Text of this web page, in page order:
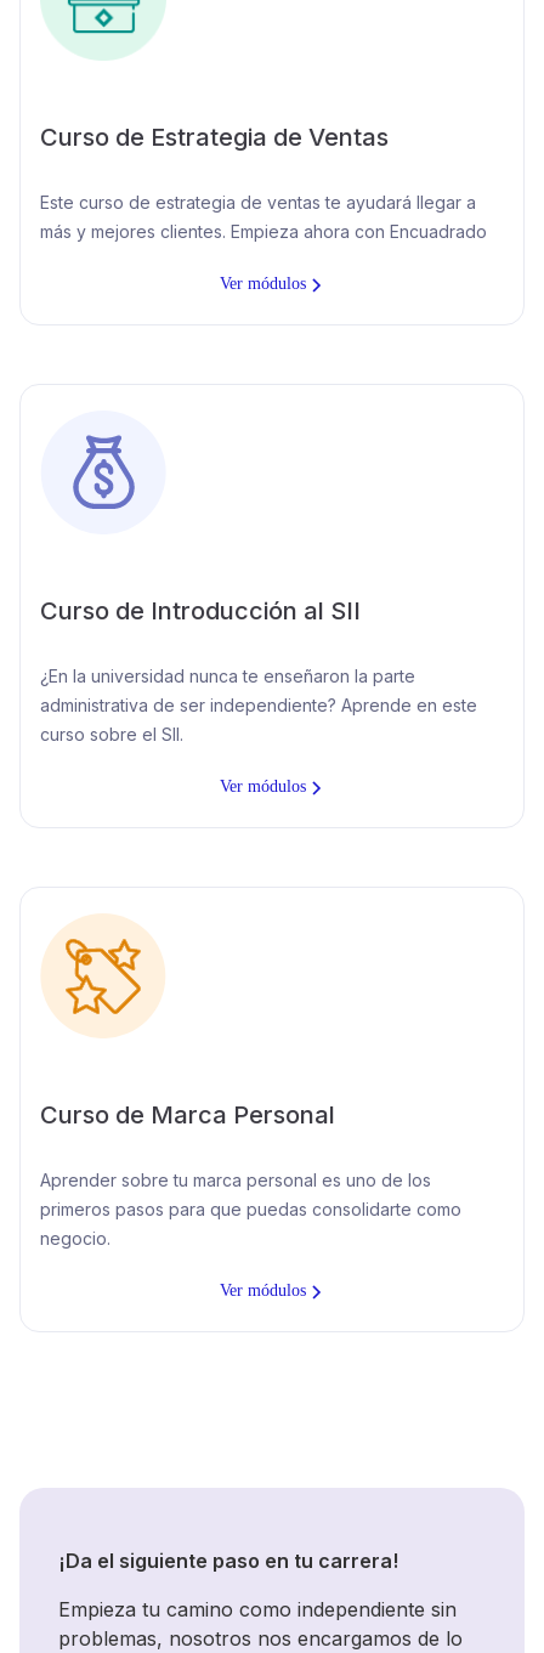
Curso de Estrategia de Ventas
Este curso de estrategia de ventas te ayudará llegar a
más y mejores clientes. Empieza ahora con Encuadrado
Ver módulos
Curso de Introducción al SII
¿En la universidad nunca te enseñaron la parte
administrativa de ser independiente? Aprende en este
curso sobre el SII.
Ver módulos
Curso de Marca Personal
Aprender sobre tu marca personal es uno de los
primeros pasos para que puedas consolidarte como
negocio.
Ver módulos
¡Da el siguiente paso en tu carrera!
Empieza tu camino como independiente sin
problemas, nosotros nos encargamos de lo